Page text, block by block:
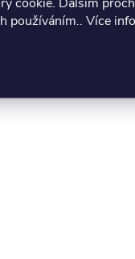
používáním.. Více